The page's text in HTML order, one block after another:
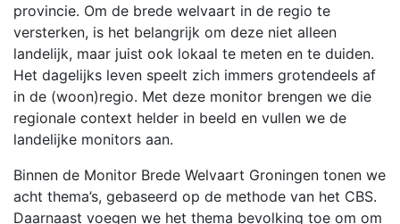
provincie. Om de brede welvaart in de regio te
versterken, is het belangrijk om deze niet alleen
landelijk, maar juist ook lokaal te meten en te duiden.
Het dagelijks leven speelt zich immers grotendeels af
in de (woon)regio. Met deze monitor brengen we die
regionale context helder in beeld en vullen we de
landelijke monitors aan.
Binnen de Monitor Brede Welvaart Groningen tonen we
acht thema’s, gebaseerd op de methode van het CBS.
Daarnaast voegen we het thema bevolking toe om om